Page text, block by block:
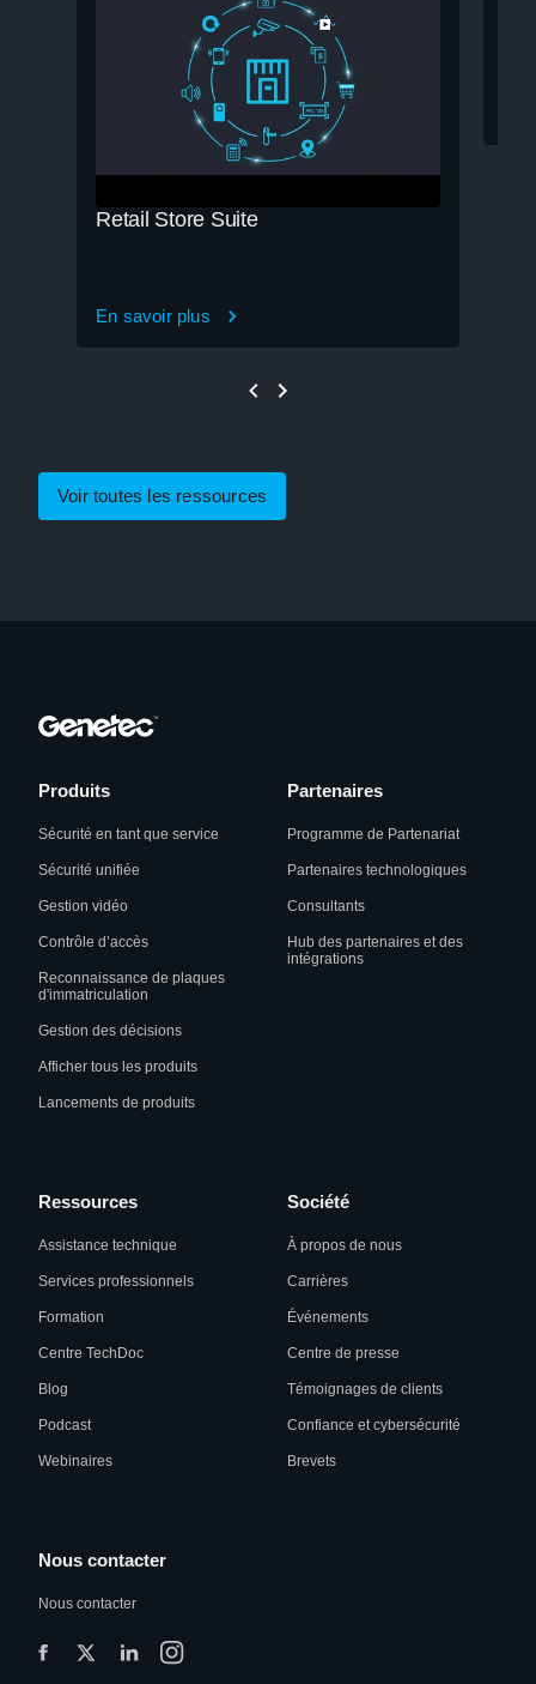
Retail Store Suite
En savoir plus
Voir toutes les ressources
Produits
Sécurité en tant que service
Sécurité unifiée
Gestion vidéo
Contrôle d’accès
Reconnaissance de plaques
d'immatriculation
Gestion des décisions
Afficher tous les produits
Lancements de produits
Partenaires
Programme de Partenariat
Partenaires technologiques
Consultants
Hub des partenaires et des
intégrations
Ressources
Assistance technique
Services professionnels
Formation
Centre TechDoc
Blog
Podcast
Webinaires
Société
À propos de nous
Carrières
Événements
Centre de presse
Témoignages de clients
Confiance et cybersécurité
Brevets
Nous contacter
Nous contacter